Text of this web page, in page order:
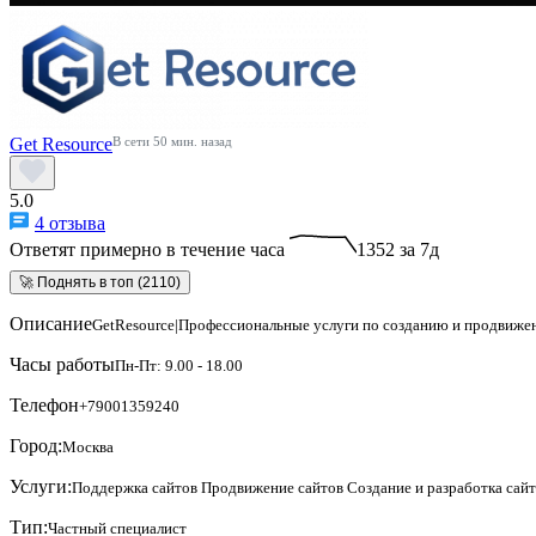
Get ResourceВ сети 50 мин. назад
5.0
4 отзыва
Ответят примерно в течение часа
1352 за 7д
🚀 Поднять в топ (2110)
ОписаниеGetResource|Профессиональные услуги по созданию и
Часы работыПн-Пт: 9.00 - 18.00
Телефон+79001359240
Город:Москва
Услуги:Поддержка сайтов Продвижение сайтов Создание и разработка
Тип:Частный специалист